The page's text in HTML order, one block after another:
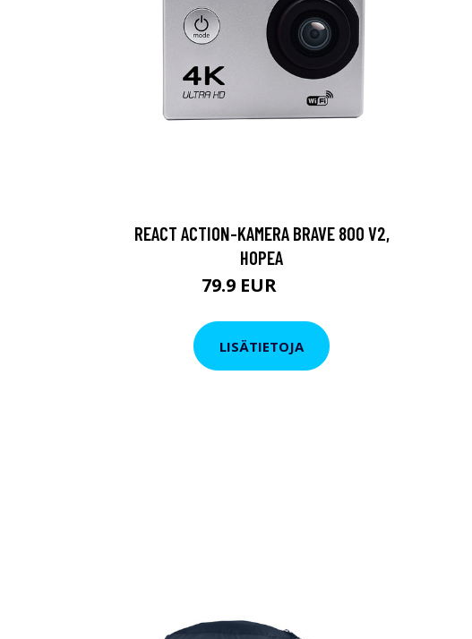
REACT ACTION-KAMERA BRAVE 800 V2,
HOPEA
79.9 EUR
LISÄTIETOJA